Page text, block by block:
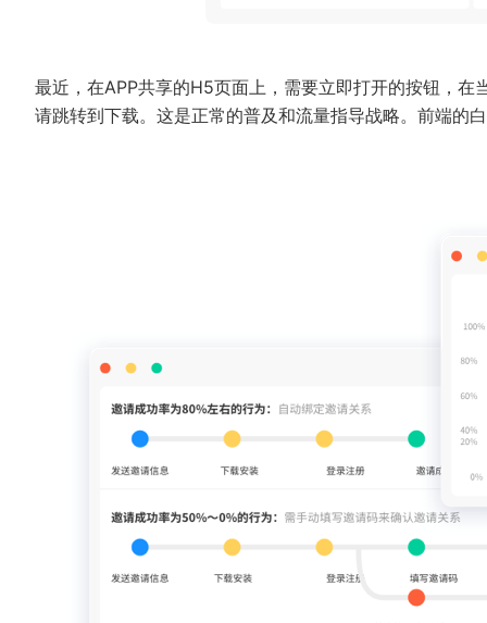
最近，在APP共享的H5页面上，需要立即打开的按钮，
请跳转到下载。这是正常的普及和流量指导战略。前端的